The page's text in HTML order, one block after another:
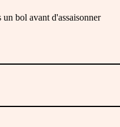
bol avant d'assaisonner